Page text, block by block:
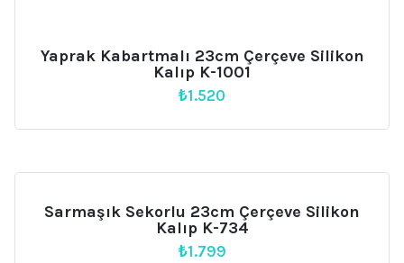
Yaprak Kabartmalı 23cm Çerçeve Silikon
Kalıp K-1001
₺1.520
Sarmaşık Sekorlu 23cm Çerçeve Silikon
Kalıp K-734
₺1.799